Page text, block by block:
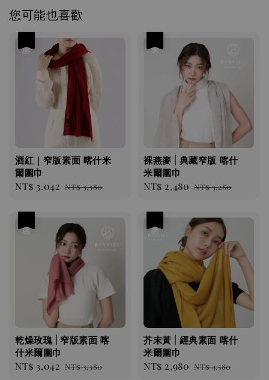
您可能也喜歡
酒紅｜窄版素面 喀什米
爾圍巾
Sale
NT$ 3,042 Regular
NT$ 3,380
裸燕麥 | 典藏窄版 喀什
米爾圍巾
Sale
NT$ 2,480 Regular
NT$ 3,280
乾燥玫瑰 | 窄版素面 喀
什米爾圍巾
Sale
NT$ 3,042 Regular
NT$ 3,380
芥末黃 | 經典素面 喀什
米爾圍巾
Sale
NT$ 2,980 Regular
NT$ 4,580